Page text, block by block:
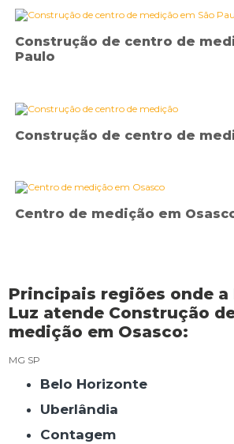
Construção de centro de
Paulo
Construção de centro de
Centro de medição em
Principais regiões onde a
Luz atende Construção
medição em Osasco:
MG SP
Belo Horizonte
Uberlândia
Contagem